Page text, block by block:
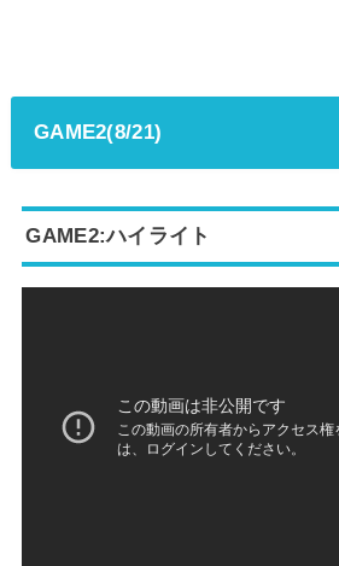
GAME2(8/21)
GAME2:ハイライト